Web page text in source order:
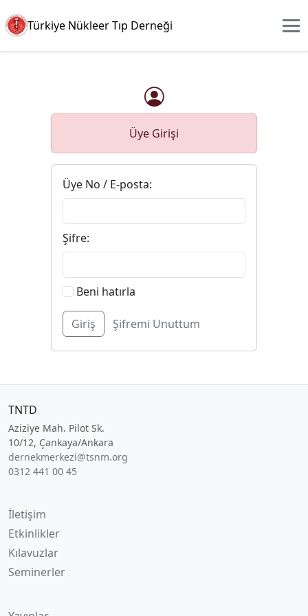
Türkiye Nükleer Tıp Derneği
Üye Girişi
Üye No / E-posta:
Şifre:
Beni hatırla
Şifremi Unuttum
TNTD
Aziziye Mah. Pilot Sk.
10/12, Çankaya/Ankara
dernekmerkezi@tsnm.org
0312 441 00 45
İletişim
Etkinlikler
Kılavuzlar
Seminerler